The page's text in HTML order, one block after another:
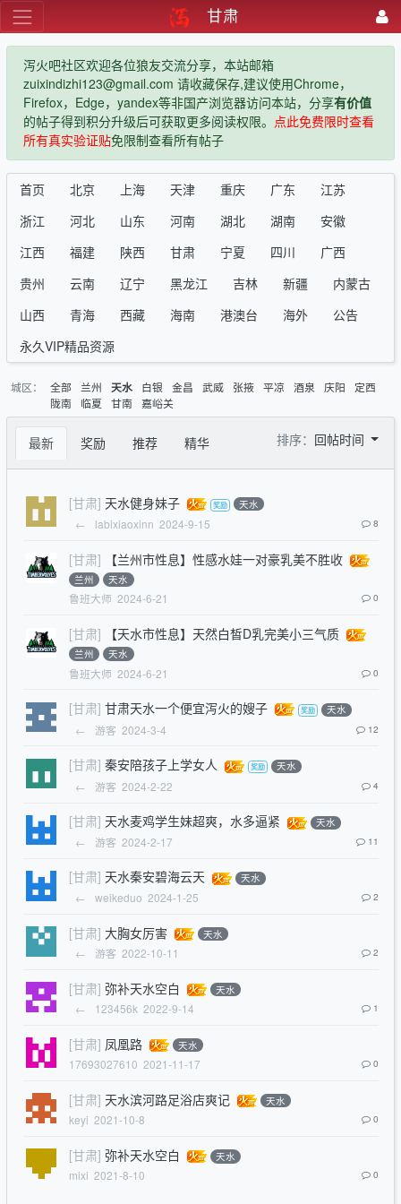
甘肃
泻火吧社区欢迎各位狼友交流分享，本站邮箱
zuixindizhi123@gmail.com 请收藏保存,建议使用Chrome，
Firefox，Edge，yandex等非国产浏览器访问本站，分享有价值
的帖子得到积分升级后可获取更多阅读权限。 点此免费限时查看
所有真实验证贴免限制查看所有帖子
首页 北京 上海 天津 重庆 广东
江苏
浙江
河北 山东 河南 湖北 湖南
安徽
江西
福建 陕西 甘肃 宁夏 四川
广西
贵州
云南 辽宁 黑龙江 吉林 新疆
内蒙古
山西
青海 西藏 海南 港澳台 海外
公告
永久VIP精品资源
城区： 全部 兰州 天水 白银 金昌 武威 张掖 平凉 酒泉 庆阳
定西
陇南
临夏 甘南 嘉峪关
最新 奖励 推荐 精华 排序： 回帖时间
[甘肃] 天水健身妹子 天水
← labixiaoxinn 2024-9-15 8
[甘肃] 【兰州市性息】性感水娃一对豪乳美不胜收
兰州 天水
鲁班大师 2024-6-21 0
[甘肃] 【天水市性息】天然白皙D乳完美小三气质
兰州 天水
鲁班大师 2024-6-21 0
[甘肃] 甘肃天水一个便宜泻火的嫂子 天水
← 游客 2024-3-4 12
[甘肃] 秦安陪孩子上学女人 天水
← 游客 2024-2-22 4
[甘肃] 天水麦鸡学生妹超爽，水多逼紧 天水
← 游客 2024-2-17 11
[甘肃] 天水秦安碧海云天 天水
← weikeduo 2024-1-25 2
[甘肃] 大胸女厉害 天水
← 游客 2022-10-11 2
[甘肃] 弥补天水空白 天水
← 123456k 2022-9-14 1
[甘肃] 凤凰路 天水
17693027610 2021-11-17 0
[甘肃] 天水滨河路足浴店爽记 天水
keyi 2021-10-8 0
[甘肃] 弥补天水空白 天水
mixi 2021-8-10 0